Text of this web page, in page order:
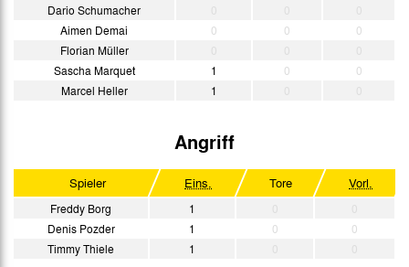
Dario Schumacher
Aimen Demai
0 0
0
Florian Müller
Sascha Marquet
1 0
0
Marcel Heller
1
Angriff
Spieler Eins. Tore Vorl.
Freddy Borg 1
Denis Pozder
1 0
0
Timmy Thiele
1